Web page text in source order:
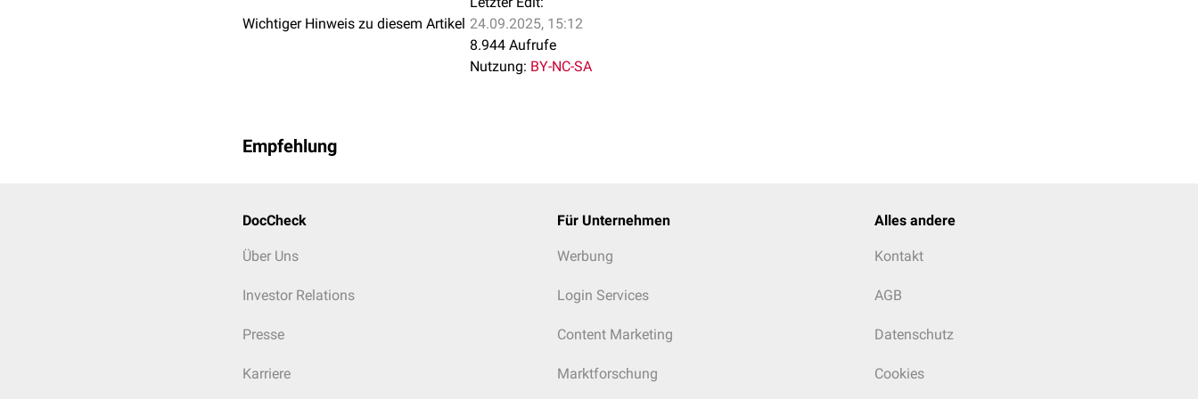
Wichtiger Hinweis zu diesem Artikel 24.09.2025, 15:12
8.944 Aufrufe
Nutzung: BY-NC-SA
Empfehlung
DocCheck
Über Uns
Investor Relations
Presse
Karriere
Für Unternehmen
Werbung
Login Services
Content Marketing
Marktforschung
Alles andere
Kontakt
AGB
Datenschutz
Cookies